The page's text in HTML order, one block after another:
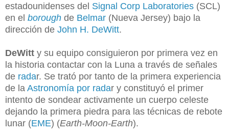
estadounidenses del Signal Corp Laboratories (SCL)
en el borough de Belmar (Nueva Jersey) bajo la
dirección de John H. DeWitt.
DeWitt y su equipo consiguieron por primera vez en
la historia contactar con la Luna a través de señales
de radar. Se trató por tanto de la primera experiencia
de la Astronomía por radar y constituyó el primer
intento de sondear activamente un cuerpo celeste
dejando la primera piedra para las técnicas de rebote
lunar (EME) (Earth-Moon-Earth).